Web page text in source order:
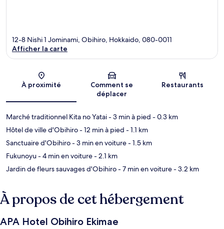
Carte
12-8 Nishi 1 Jominami, Obihiro, Hokkaido, 080-0011
Afficher la carte
À proximité
Comment se
déplacer
Restaurants
Marché traditionnel Kita no Yatai- 3 min à pied - 0.3 km
Hôtel de ville d'Obihiro- 12 min à pied - 1.1 km
Sanctuaire d'Obihiro- 3 min en voiture- 1.5 km
Fukunoyu- 4 min en voiture- 2.1 km
Jardin de fleurs sauvages d'Obihiro- 7 min en voiture- 3.2 km
À propos de cet hébergement
APA Hotel Obihiro Ekimae